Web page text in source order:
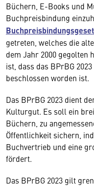
Büchern, E-Books und
Buchpreisbindung
getreten, welches die
dem Jahr 2000 gegolten
ist, dass das BPrBG
beschlossen worden ist.
Das BPrBG 2023 dient
Kulturgut. Es soll ein
Büchern, zu
Öffentlichkeit sichern,
Buchvertrieb und eine
fördert.
Das BPrBG 2023 gilt